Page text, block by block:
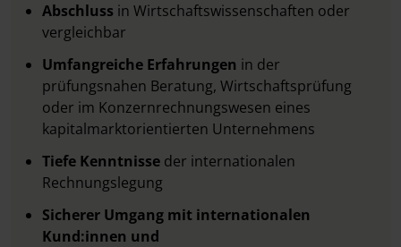
Abschluss in Wirtschaftswissenschaften oder
vergleichbar
Umfangreiche Erfahrungen in der
prüfungsnahen Beratung, Wirtschaftsprüfung
oder im Konzernrechnungswesen eines
kapitalmarktorientierten Unternehmens
Tiefe Kenntnisse der internationalen
Rechnungslegung
Sicherer Umgang mit internationalen
Kund:innen und